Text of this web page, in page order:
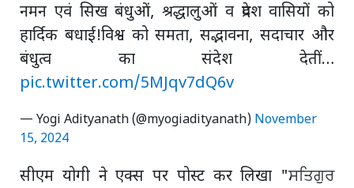
नमन एवं सिख बंधुओं, श्रद्धालुओं व प्रदेश वासियों को
हार्दिक बधाई!विश्व को समता, सद्भावना, सदाचार और
बंधुत्व का संदेश देतीं…
pic.twitter.com/5MJqv7dQ6v
— Yogi Adityanath (@myogiadityanath) November
15, 2024
सीएम योगी ने एक्स पर पोस्ट कर लिखा "ਸਤਿਗੁਰ